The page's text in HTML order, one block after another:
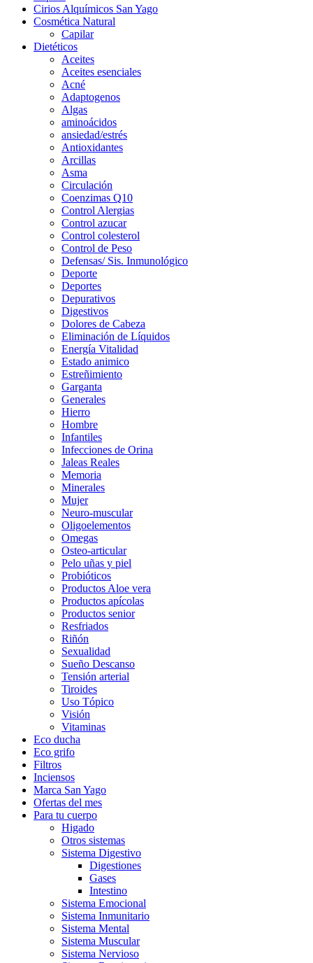
Cirios Alquímicos San Yago
Cosmética Natural
Capilar
Dietéticos
Aceites
Aceites esenciales
Acné
Adaptogenos
Algas
aminoácidos
ansiedad/estrés
Antioxidantes
Arcillas
Asma
Circulación
Coenzimas Q10
Control Alergias
Control azucar
Control colesterol
Control de Peso
Defensas/ Sis. Inmunológico
Deporte
Deportes
Depurativos
Digestivos
Dolores de Cabeza
Eliminación de Líquidos
Energía Vitalidad
Estado animico
Estreñimiento
Garganta
Generales
Hierro
Hombre
Infantiles
Infecciones de Orina
Jaleas Reales
Memoria
Minerales
Mujer
Neuro-muscular
Oligoelementos
Omegas
Osteo-articular
Pelo uñas y piel
Probióticos
Productos Aloe vera
Productos apícolas
Productos senior
Resfriados
Riñón
Sexualidad
Sueño Descanso
Tensión arterial
Tiroides
Uso Tópico
Visión
Vitaminas
Eco ducha
Eco grifo
Filtros
Inciensos
Marca San Yago
Ofertas del mes
Para tu cuerpo
Higado
Otros sistemas
Sistema Digestivo
Digestiones
Gases
Intestino
Sistema Emocional
Sistema Inmunitario
Sistema Mental
Sistema Muscular
Sistema Nervioso